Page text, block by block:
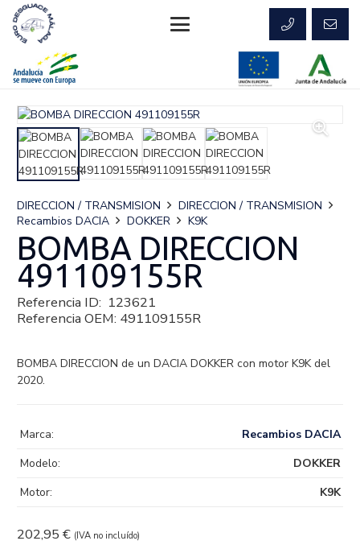
DIRECCION / TRANSMISION
DIRECCION / TRANSMISION
Recambios DACIA
DOKKER K9K
BOMBA DIRECCION
491109155R
Referencia ID: 123621
Referencia OEM: 491109155R
BOMBA DIRECCION de un DACIA DOKKER con motor K9K del
2020.
202,95 € (IVA no incluído)
Marca:
Recambios DACIA
Modelo:
DOKKER
Motor:
K9K